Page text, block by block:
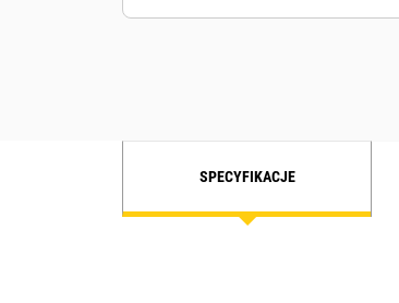
SPECYFIKACJE